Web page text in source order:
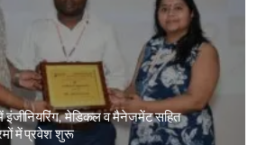
में इंजीनियरिंग, मेडिकल व मैनेजमेंट सहित
में प्रवेश शुरू